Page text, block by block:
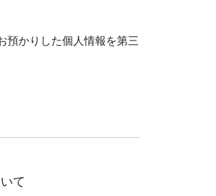
預かりした個人情報を第三
て